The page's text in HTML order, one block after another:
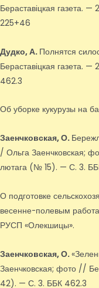
Бераставіцкая газета.
225+46
Дудко, А. Полнятся
Бераставіцкая газета.
462.3
Об уборке кукурузы на
Заенчковская, О.
/ Ольга Заенчковская;
лютага (№ 15). — С. 3.
О подготовке
весенне-полевым
РУСП «Олекшицы».
Заенчковская, О.
Заенчковская; фото //
42). — С. 3. ББК 462.3